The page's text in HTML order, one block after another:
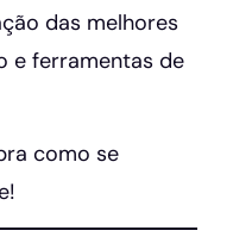
das melhores
e ferramentas de
como se